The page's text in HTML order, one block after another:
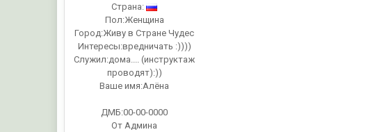
Страна:
Пол:Женщина
Город:Живу в Стране Чудес
Интересы:вредничать :))))
Служил:дома.... (инструктаж
проводят):))
Ваше имя:Алёна
ДМБ:00-00-0000
От Админа